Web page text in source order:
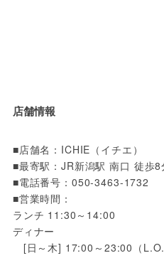
店舗情報
■店舗名：ICHIE（イチエ）
■最寄駅：JR新潟駅 南口 徒歩8
■電話番号：050-3463-1732
■営業時間：
ランチ 11:30～14:00
ディナー
[日～木] 17:00～23:00（